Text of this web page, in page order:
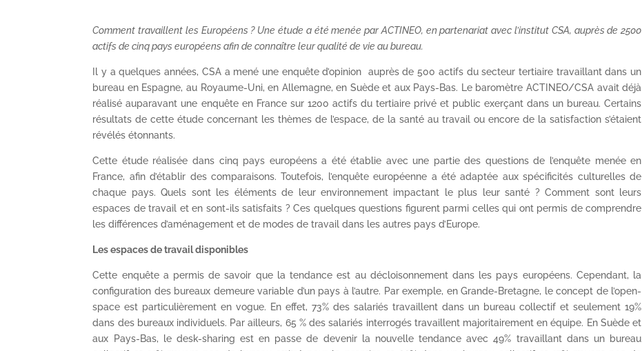
Comment travaillent les Européens ? Une étude a été menée par ACTINEO, en partenariat avec l’institut CSA, auprès de 2500
actifs de cinq pays européens afin de connaître leur qualité de vie au bureau.
Il y a quelques années, CSA a mené une enquête d’opinion auprès de 500 actifs du secteur tertiaire travaillant dans un
bureau en Espagne, au Royaume-Uni, en Allemagne, en Suède et aux Pays-Bas. Le baromètre ACTINEO/CSA avait déjà
réalisé auparavant une enquête en France sur 1200 actifs du tertiaire privé et public exerçant dans un bureau. Certains
résultats de cette étude concernant les thèmes de l’espace, de la santé au travail ou encore de la satisfaction s’étaient
révélés étonnants.
Cette étude réalisée dans cinq pays européens a été établie avec une partie des questions de l’enquête menée en
France, afin d’établir des comparaisons. Toutefois, l’enquête européenne a été adaptée aux spécificités culturelles de
chaque pays. Quels sont les éléments de leur environnement impactant le plus leur santé ? Comment sont leurs
espaces de travail et en sont-ils satisfaits ? Ces quelques questions figurent parmi celles qui ont permis de comprendre
les différences d’aménagement et de modes de travail dans les autres pays d’Europe.
Les espaces de travail disponibles
Cette enquête a permis de savoir que la tendance est au décloisonnement dans les pays européens. Cependant, la
configuration des bureaux demeure variable d’un pays à l’autre. Par exemple, en Grande-Bretagne, le concept de l’open-
space est particulièrement en vogue. En effet, 73% des salariés travaillent dans un bureau collectif et seulement 19%
dans des bureaux individuels. Par ailleurs, 65 % des salariés interrogés travaillent majoritairement en équipe. En Suède et
aux Pays-Bas, le desk-sharing est en passe de devenir la nouvelle tendance avec 49% travaillant dans un bureau